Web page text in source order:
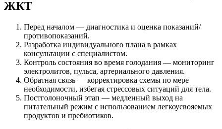
ЖКТ
Перед началом — диагностика и оценка показаний/
противопоказаний.
Разработка индивидуального плана в рамках
консультации с специалистом.
Контроль состояния во время голодания — мониторинг
электролитов, пульса, артериального давления.
Обратная связь — корректировка схемы по мере
необходимости, избегая стрессовых ситуаций для тела.
Постголоночный этап — медленный выход на
питательный режим с использованием легкоусвояемых
продуктов и пребиотиков.